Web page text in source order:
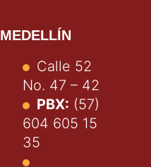
MEDELLÍN
Calle 52
No. 47 – 42
PBX: (57)
604 605 15
35